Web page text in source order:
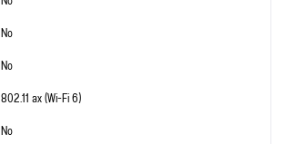
No
No
802.11 ax (Wi-Fi 6)
No